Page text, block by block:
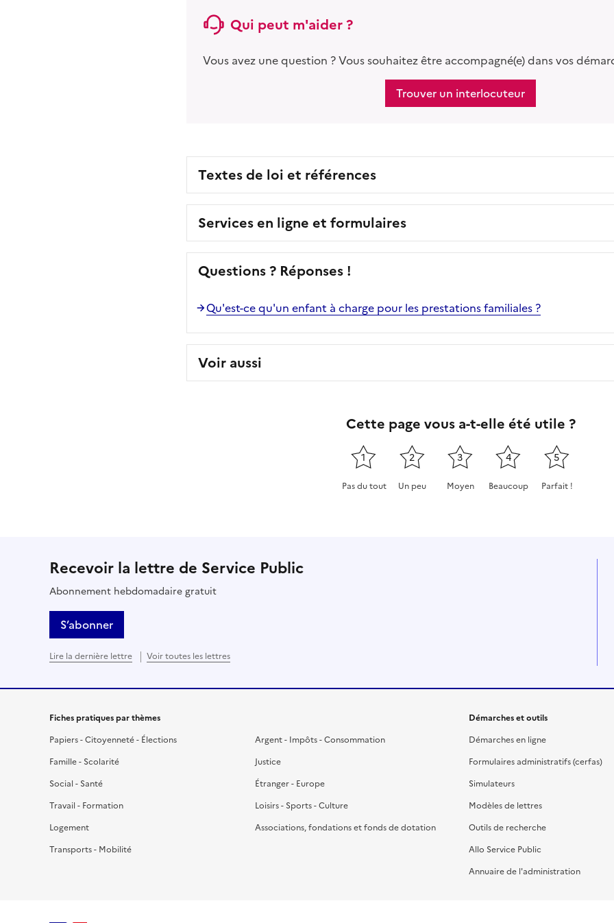
Qui peut m'aider ?
Vous avez une question ? Vous souhaitez être accompagné(e) dans vos
Trouver un interlocuteur
Textes de loi et références
Services en ligne et formulaires
Questions ? Réponses !
Qu'est-ce qu'un enfant à charge pour les prestations familiales ?
Voir aussi
Cette page vous a-t-elle été utile ?
1
Pas du tout
2
Un peu
3
Moyen
4
Beaucoup
5
Parfait !
Recevoir la lettre de Service Public
Abonnement hebdomadaire gratuit
S’abonner
Lire la dernière lettre Voir toutes les lettres
Fiches pratiques par thèmes
Papiers - Citoyenneté - Élections
Famille - Scolarité
Social - Santé
Travail - Formation
Logement
Transports - Mobilité
Argent - Impôts - Consommation
Justice
Étranger - Europe
Loisirs - Sports - Culture
Associations, fondations et fonds de dotation
Démarches et outils
Démarches en ligne
Formulaires administratifs (cerfas)
Simulateurs
Modèles de lettres
Outils de recherche
Allo Service Public
Annuaire de l'administration